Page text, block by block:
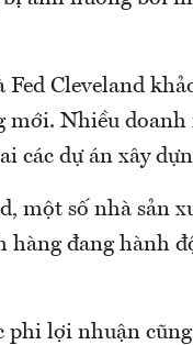
Cleveland
Nhiều doanh
các dự án xây
một số nhà sản
hàng đang hành
phi lợi nhuận